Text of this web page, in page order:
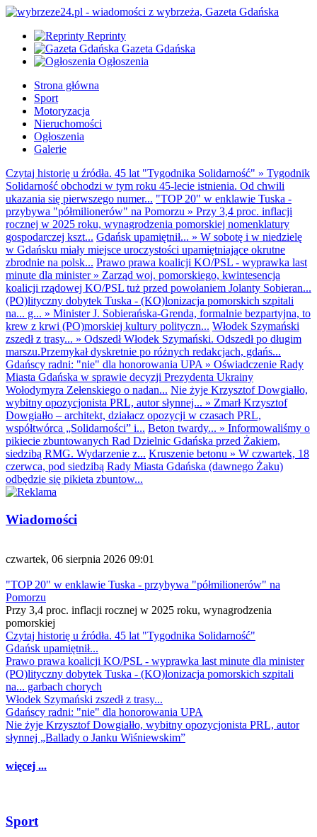
Reprinty
Gazeta Gdańska
Ogłoszenia
Strona główna
Sport
Motoryzacja
Nieruchomości
Ogłoszenia
Galerie
Czytaj historię u źródła. 45 lat "Tygodnika Solidarność" » Tygodnik
Solidarność obchodzi w tym roku 45-lecie istnienia. Od chwili
ukazania się pierwszego numer... "TOP 20" w enklawie Tuska -
przybywa "półmilionerów" na Pomorzu » Przy 3,4 proc. inflacji
rocznej w 2025 roku, wynagrodzenia pomorskiej nomenklatury
gospodarczej kszt... Gdańsk upamiętnił... » W sobotę i w niedzielę
w Gdańsku miały miejsce uroczystości upamiętniające okrutne
zbrodnie na polsk... Prawo prawa koalicji KO/PSL - wyprawka last
minute dla minister» Zarząd woj. pomorskiego, kwintesencja
koalicji rządowej KO/PSL tuż przed powołaniem Jolanty Sobieran...
(PO)lityczny dobytek Tuska - (KO)lonizacja pomorskich szpitali
na... g... » Minister J. Sobierańska-Grenda, formalnie bezpartyjna, to
krew z krwi (PO)morskiej kultury polityczn... Włodek Szymański
zszedł z trasy... » Odszedł Włodek Szymański. Odszedł po długim
marszu.Przemykał dyskretnie po różnych redakcjach, gdańs...
Gdańscy radni: "nie" dla honorowania UPA » Oświadczenie Rady
Miasta Gdańska w sprawie decyzji Prezydenta Ukrainy
Wołodymyra Zełenskiego o nadan... Nie żyje Krzysztof Dowgiałło,
wybitny opozycjonista PRL, autor słynnej... » Zmarł Krzysztof
Dowgiałło – architekt, działacz opozycji w czasach PRL,
współtwórca „Solidarności” i... Beton twardy... » Informowaliśmy o
pikiecie zbuntowanych Rad Dzielnic Gdańska przed Żakiem,
siedzibą RMG. Wydarzenie z... Kruszenie betonu » W czwartek, 18
czerwca, pod siedzibą Rady Miasta Gdańska (dawnego Żaku)
odbędzie się pikieta zbuntow...
Wiadomości
czwartek, 06 sierpnia 2026 09:01
"TOP 20" w enklawie Tuska - przybywa "półmilionerów" na
Pomorzu
Przy 3,4 proc. inflacji rocznej w 2025 roku, wynagrodzenia
pomorskiej
Czytaj historię u źródła. 45 lat "Tygodnika Solidarność"
Gdańsk upamiętnił...
Prawo prawa koalicji KO/PSL - wyprawka last minute dla minister
(PO)lityczny dobytek Tuska - (KO)lonizacja pomorskich szpitali
na... garbach chorych
Włodek Szymański zszedł z trasy...
Gdańscy radni: "nie" dla honorowania UPA
Nie żyje Krzysztof Dowgiałło, wybitny opozycjonista PRL, autor
słynnej „Ballady o Janku Wiśniewskim”
więcej ...
Sport